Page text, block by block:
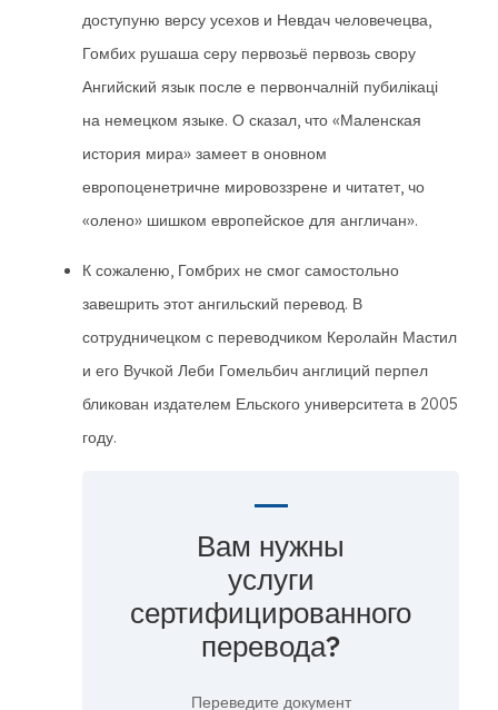
доступуню версу усехов и Невдач человечецва,
Гомбих рушаша серу первозьё первозь свору
Ангийский язык после е первончалній пубилікаці
на немецком языке. О сказал, что «Маленская
история мира» замеет в оновном
европоценетричне мировоззрене и читатет, чо
«олено» шишком европейское для англичан».
К сожаленю, Гомбрих не смог самостольно
завешрить этот ангильский перевод. В
сотрудничецком с переводчиком Керолайн Мастил
и его Вучкой Леби Гомельбич англиций перпел
бликован издателем Ельского университета в 2005
году.
Вам нужны
услуги
сертифицированного
перевода?
Переведите документ